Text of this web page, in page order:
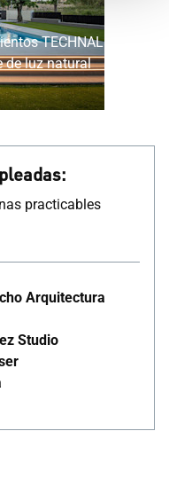
TECHNAL
de luz natural
practicables
Arquitectura
Studio